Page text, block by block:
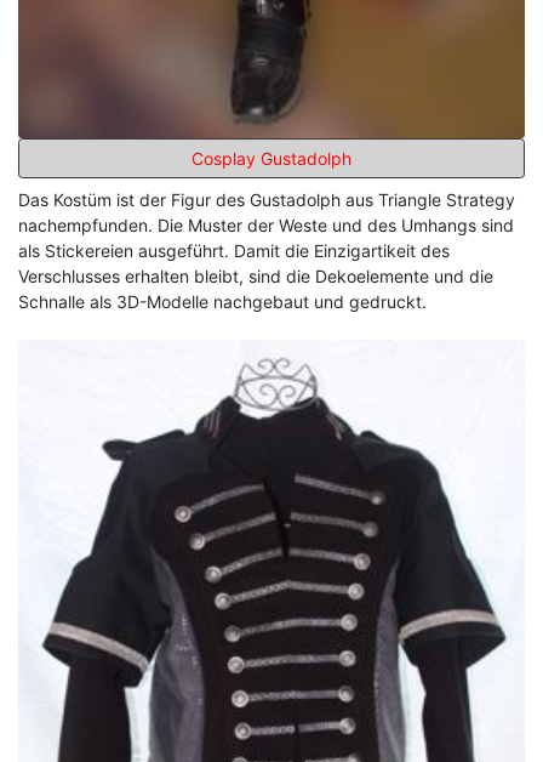
Cosplay Gustadolph
Das Kostüm ist der Figur des Gustadolph aus Triangle Strategy
nachempfunden. Die Muster der Weste und des Umhangs sind
als Stickereien ausgeführt. Damit die Einzigartikeit des
Verschlusses erhalten bleibt, sind die Dekoelemente und die
Schnalle als 3D-Modelle nachgebaut und gedruckt.